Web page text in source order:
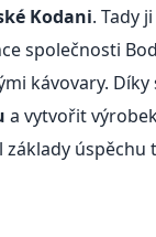
Kodani. Tady
společnosti
kávovary. Díky
a vytvořit
úspěchu